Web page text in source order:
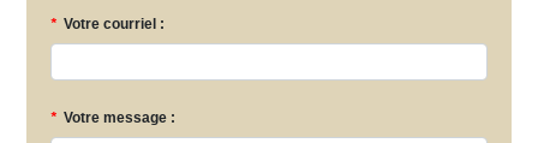
* Votre courriel :
* Votre message :